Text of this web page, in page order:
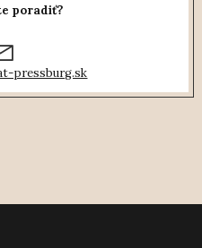
poradiť?
pressburg.sk